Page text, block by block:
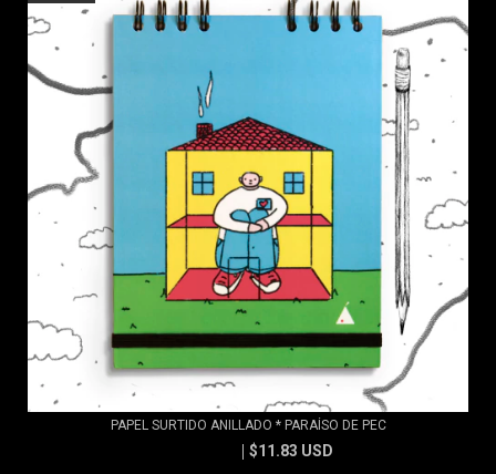
PAPEL SURTIDO ANILLADO * PARAÍSO DE PEC
$11.83 USD